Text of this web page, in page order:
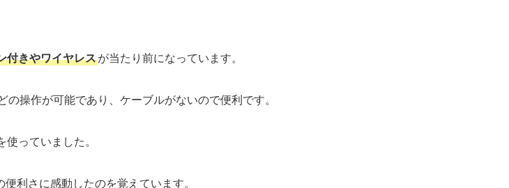
付きやワイヤレスが当たり前になっています。
操作が可能であり、ケーブルがないので便利です。
っていました。
利さに感動したのを覚えています。